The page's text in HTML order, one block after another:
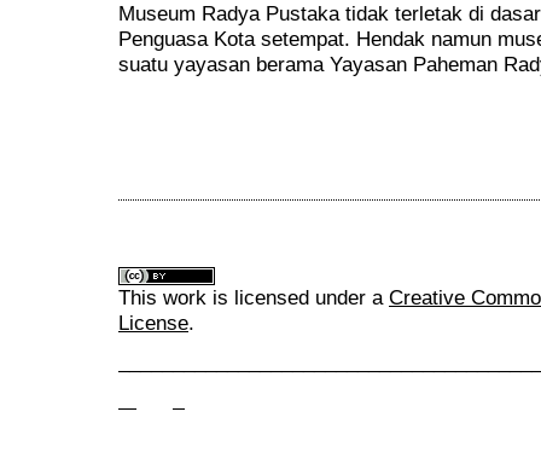
Museum Radya Pustaka tidak terletak di
Penguasa Kota setempat. Hendak namun
suatu yayasan berama Yayasan Paheman
This work is licensed under a Creative
License.